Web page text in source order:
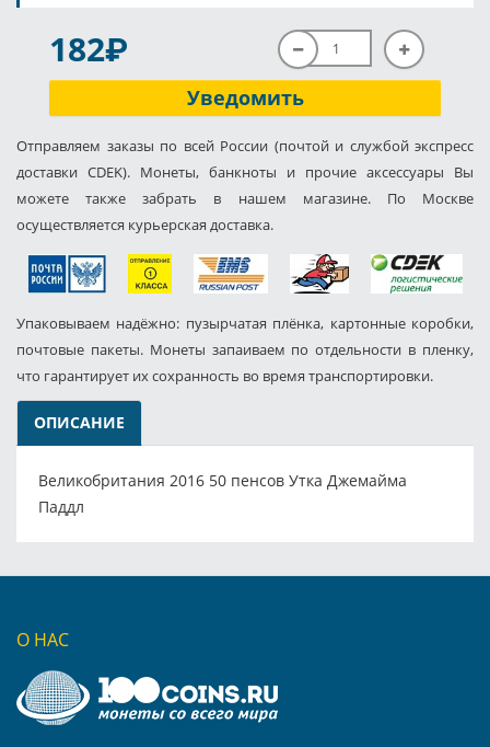
182P
Уведомить
Отправляем заказы по всей России (почтой и службой экспресс
доставки CDEK). Монеты, банкноты и прочие аксессуары Вы
можете также забрать в нашем магазине. По Москве
осуществляется курьерская доставка.
Упаковываем надёжно: пузырчатая плёнка, картонные коробки,
почтовые пакеты. Монеты запаиваем по отдельности в пленку,
что гарантирует их сохранность во время транспортировки.
ОПИСАНИЕ
Великобритания 2016 50 пенсов Утка Джемайма
Паддл
О НАС